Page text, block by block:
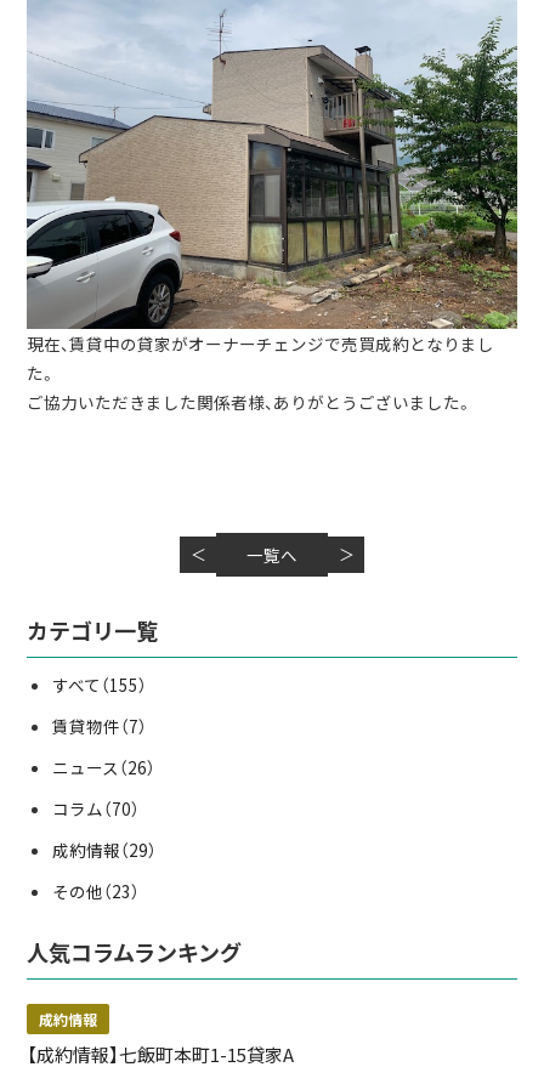
現在、賃貸中の貸家がオーナーチェンジで売買成約となりまし
た。
ご協力いただきました関係者様、ありがとうございました。
＜ 一覧へ ＞
カテゴリ一覧
すべて （155）
賃貸物件（7）
ニュース （26）
コラム（70）
成約情報（29）
その他（23）
人気コラムランキング
成約情報
【成約情報】七飯町本町1-15貸家A